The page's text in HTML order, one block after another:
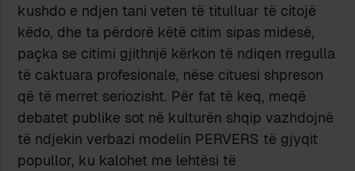
kushdo e ndjen tani veten të titulluar të citojë
këdo, dhe ta përdorë këtë citim sipas midesë,
paçka se citimi gjithnjë kërkon të ndiqen rregulla
të caktuara profesionale, nëse cituesi shpreson
që të merret seriozisht. Për fat të keq, meqë
debatet publike sot në kulturën shqip vazhdojnë
të ndjekin verbazi modelin PERVERS të gjyqit
popullor, ku kalohet me lehtësi të